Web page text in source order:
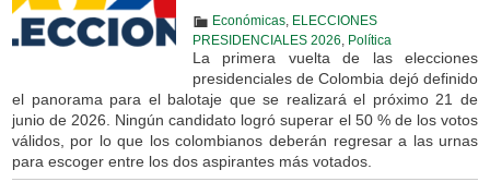
Económicas,
ELECCIONES
PRESIDENCIALES 2026
Política
La primera vuelta de las elecciones
presidenciales de Colombia dejó definido
el panorama para el balotaje que se realizará el próximo 21 de
junio de 2026. Ningún candidato logró superar el 50 % de los votos
válidos, por lo que los colombianos deberán regresar a las urnas
para escoger entre los dos aspirantes más votados.